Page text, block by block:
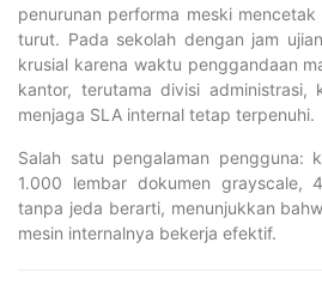
penurunan performa meski
turut. Pada sekolah dengan jam
krusial karena waktu penggandaan
kantor, terutama divisi administrasi,
menjaga SLA internal tetap terpenuhi.
Salah satu pengalaman pengguna:
1.000 lembar dokumen grayscale,
tanpa jeda berarti, menunjukkan
mesin internalnya bekerja efektif.